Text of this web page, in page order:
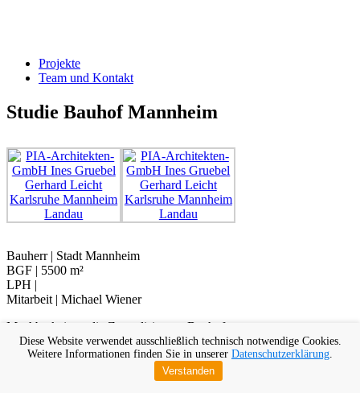
Projekte
Team und Kontakt
Studie Bauhof Mannheim
Bauherr | Stadt Mannheim
BGF | 5500 m²
LPH |
Mitarbeit | Michael Wiener
Machbarkeitsstudie Zentralisierung Bauhof
Diese Website verwendet ausschließlich technisch notwendige Cookies.
Weitere Informationen finden Sie in unserer Datenschutzerklärung.
Verstanden